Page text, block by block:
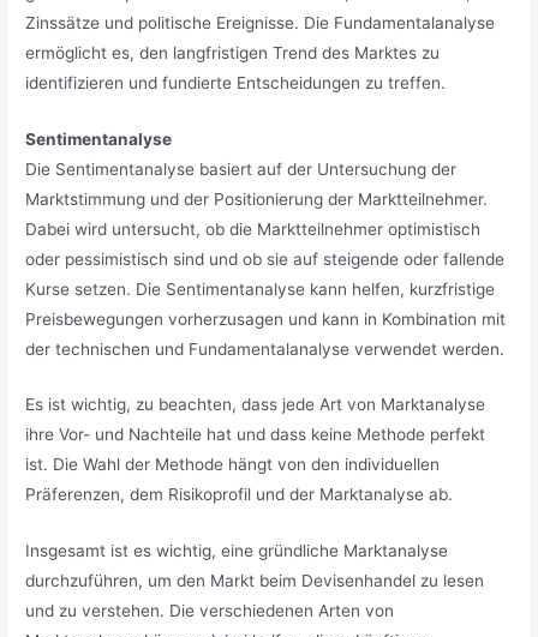
Zinssätze und politische Ereignisse. Die Fundamentalanalyse
ermöglicht es, den langfristigen Trend des Marktes zu
identifizieren und fundierte Entscheidungen zu treffen.
Sentimentanalyse
Die Sentimentanalyse basiert auf der Untersuchung der
Marktstimmung und der Positionierung der Marktteilnehmer.
Dabei wird untersucht, ob die Marktteilnehmer optimistisch
oder pessimistisch sind und ob sie auf steigende oder fallende
Kurse setzen. Die Sentimentanalyse kann helfen, kurzfristige
Preisbewegungen vorherzusagen und kann in Kombination mit
der technischen und Fundamentalanalyse verwendet werden.
Es ist wichtig, zu beachten, dass jede Art von Marktanalyse
ihre Vor- und Nachteile hat und dass keine Methode perfekt
ist. Die Wahl der Methode hängt von den individuellen
Präferenzen, dem Risikoprofil und der Marktanalyse ab.
Insgesamt ist es wichtig, eine gründliche Marktanalyse
durchzuführen, um den Markt beim Devisenhandel zu lesen
und zu verstehen. Die verschiedenen Arten von